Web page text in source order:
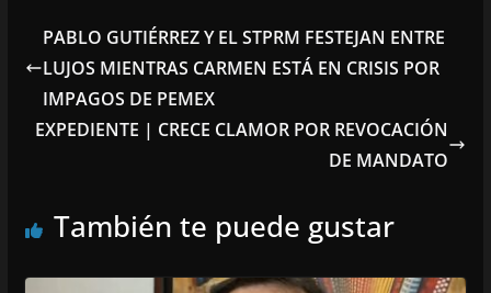
PABLO GUTIÉRREZ Y EL STPRM FESTEJAN ENTRE
LUJOS MIENTRAS CARMEN ESTÁ EN CRISIS POR
IMPAGOS DE PEMEX
EXPEDIENTE | CRECE CLAMOR POR REVOCACIÓN
DE MANDATO
También te puede gustar